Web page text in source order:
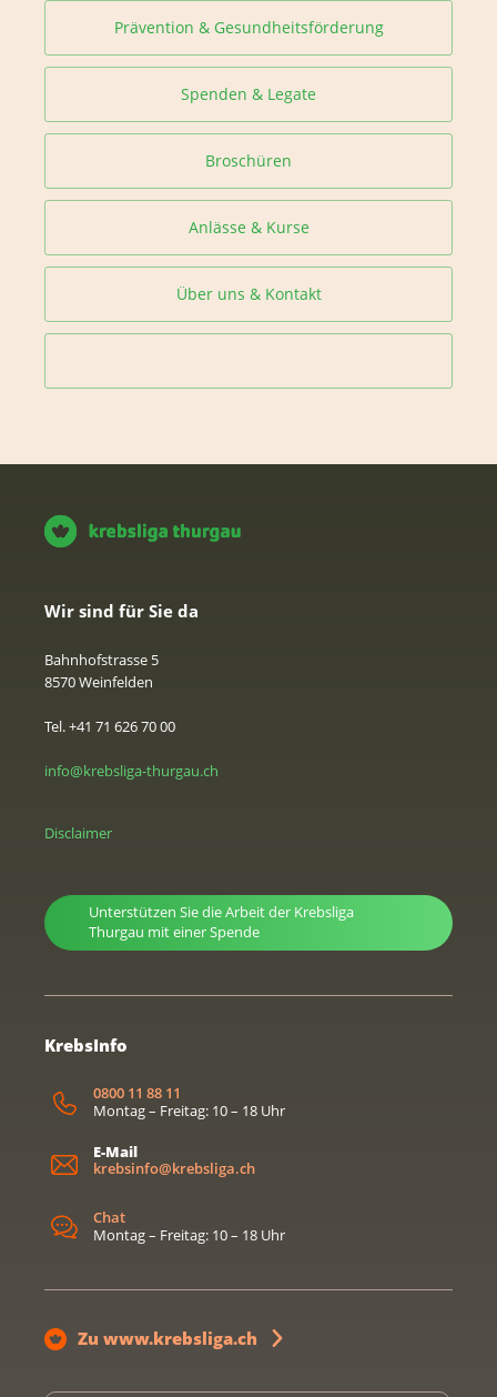
Prävention & Gesundheitsförderung
Spenden & Legate
Broschüren
Anlässe & Kurse
Über uns & Kontakt
Wir sind für Sie da
Bahnhofstrasse 5
8570 Weinfelden
Tel. +41 71 626 70 00
info@krebsliga-thurgau.ch
Disclaimer
Unterstützen Sie die Arbeit der Krebsliga
Thurgau mit einer Spende
KrebsInfo
0800 11 88 11
Montag – Freitag: 10 – 18 Uhr
E-Mail
krebsinfo@krebsliga.ch
Chat
Montag – Freitag: 10 – 18 Uhr
Zu www.krebsliga.ch